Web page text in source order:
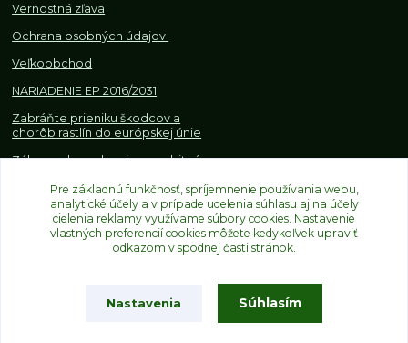
Vernostná zľava
Ochrana osobných údajov
Veľkoobchod
NARIADENIE EP 2016/2031
Zabráňte prieniku škodcov a
chorôb rastlín do európskej únie
Zákazy, obmedzenia a osobitné
obchodovaní s rastlinami
Upravit sběr cookies.
Pre základnú funkčnosť, spríjemnenie používania webu,
analytické účely a v prípade udelenia súhlasu aj na účely
cielenia reklamy využívame súbory cookies. Nastavenie
vlastných preferencií cookies môžete kedykoľvek upraviť
odkazom v spodnej časti stránok.
Nastavenia Súhlasím